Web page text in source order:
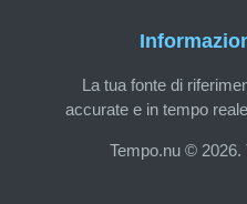
La tua fonte di
accurate e in tempo
Tempo.nu © 2026.